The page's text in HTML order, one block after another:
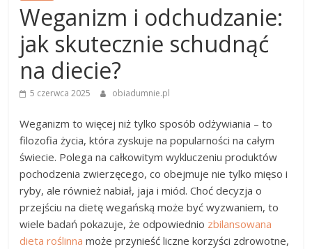
Weganizm i odchudzanie:
jak skutecznie schudnąć
na diecie?
5 czerwca 2025 obiadumnie.pl
Weganizm to więcej niż tylko sposób odżywiania – to
filozofia życia, która zyskuje na popularności na całym
świecie. Polega na całkowitym wykluczeniu produktów
pochodzenia zwierzęcego, co obejmuje nie tylko mięso i
ryby, ale również nabiał, jaja i miód. Choć decyzja o
przejściu na dietę wegańską może być wyzwaniem, to
wiele badań pokazuje, że odpowiednio zbilansowana
dieta roślinna może przynieść liczne korzyści zdrowotne,